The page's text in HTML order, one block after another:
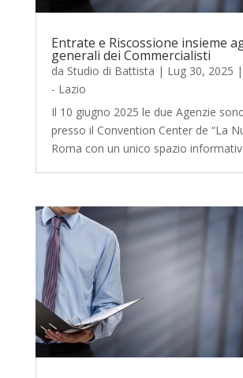
Entrate e Riscossione insieme
generali dei Commercialisti
da Studio di Battista | Lug 30, 2025 |
- Lazio
Il 10 giugno 2025 le due Agenzie
presso il Convention Center de “La
Roma con un unico spazio